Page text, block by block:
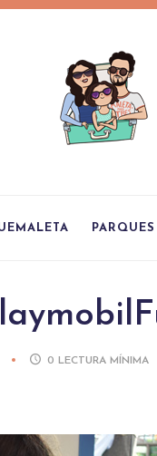
PARQUES
0 LECTURA MÍNIMA